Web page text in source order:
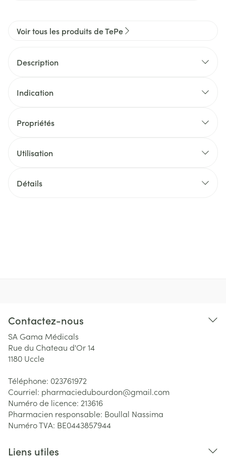
Voir tous les produits de TePe
Description
Indication
Propriétés
Utilisation
Détails
Contactez-nous
SA Gama Médicals
Rue du Chateau d'Or 14
1180 Uccle
Téléphone: 023761972
Courriel: pharmaciedubourdon@gmail.com
Numéro de licence: 213616
Pharmacien responsable: Boullal Nassima
Numéro TVA: BE0443857944
Liens utiles